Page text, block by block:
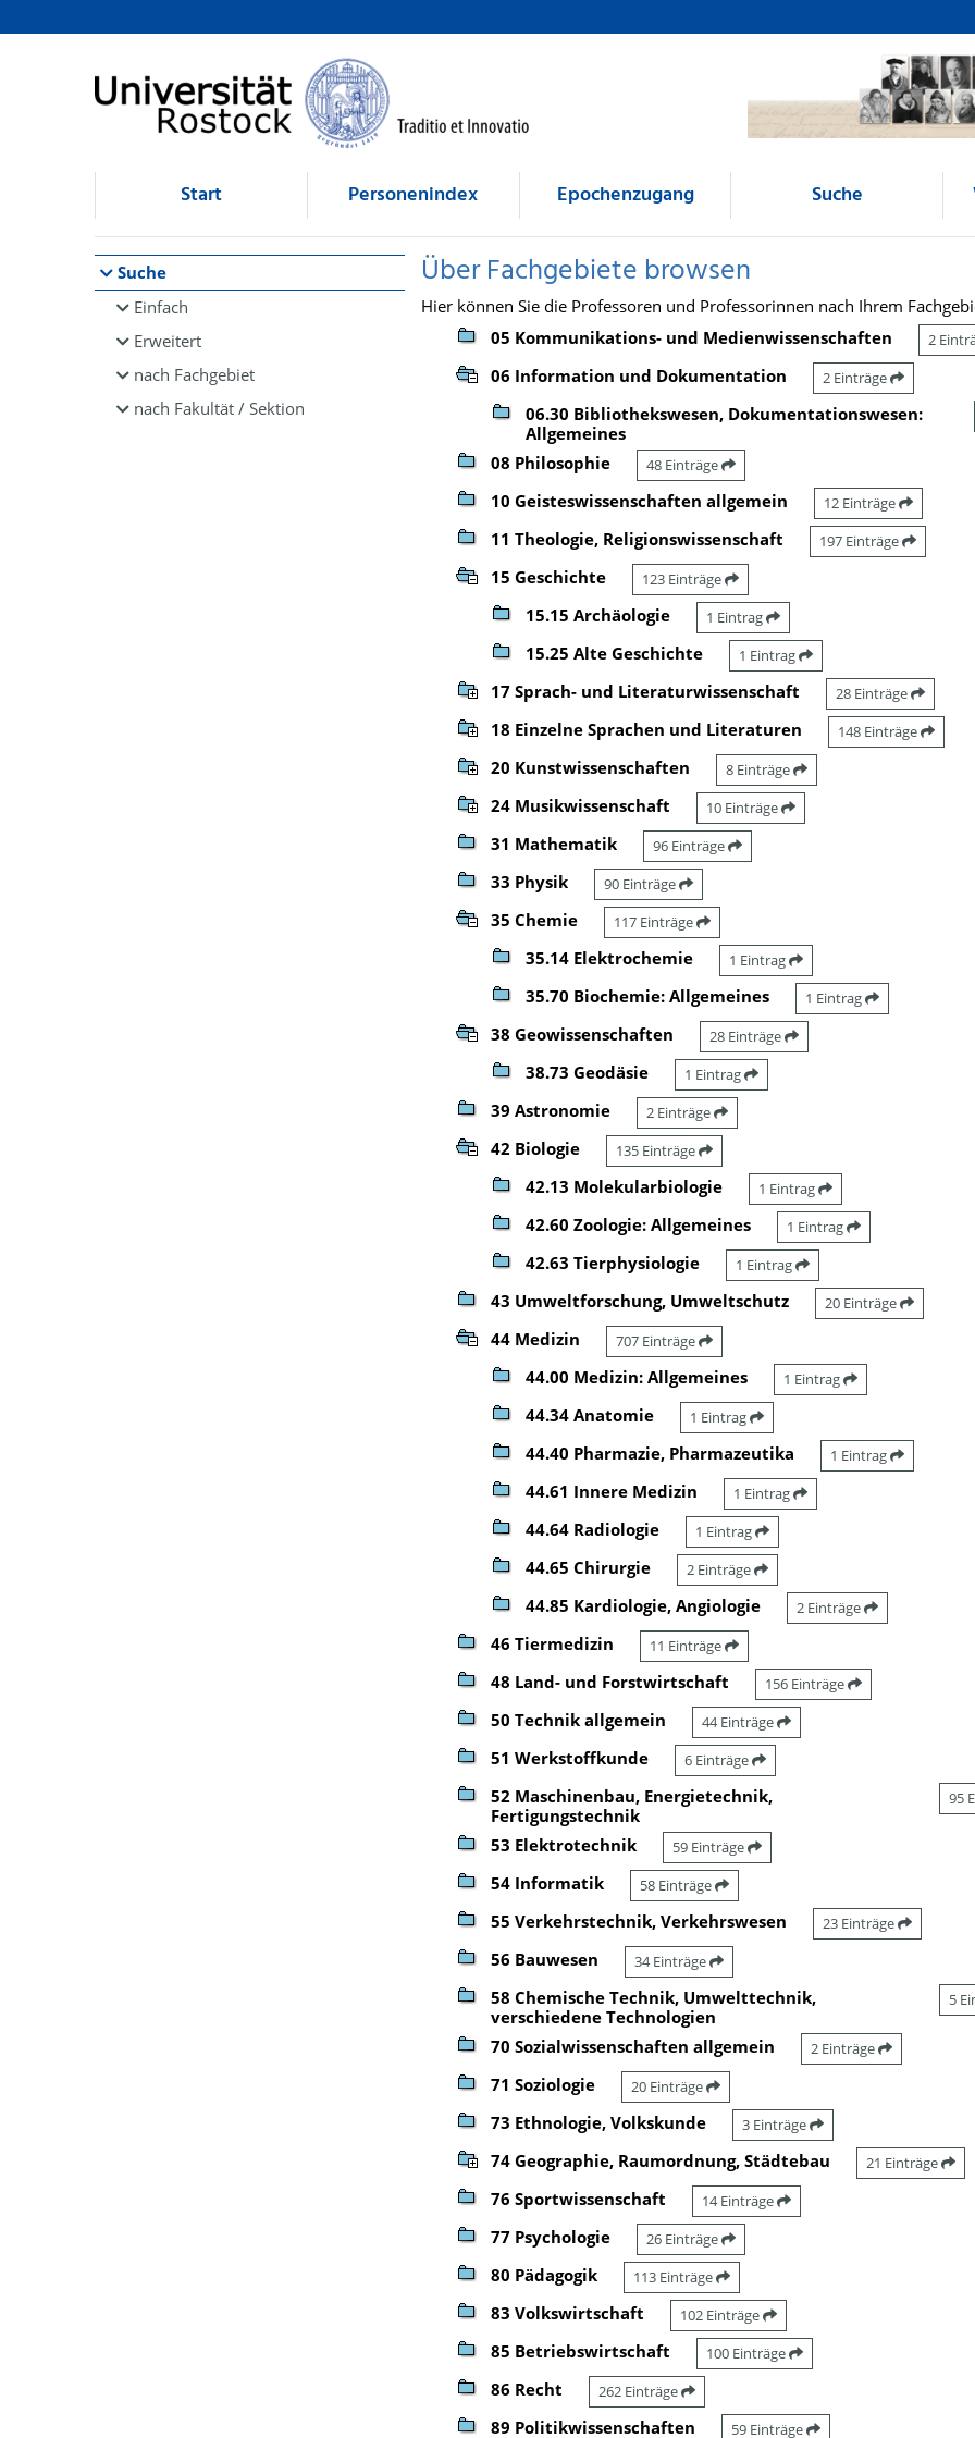
Browsen
direkt zum Inhalt
Start Personenindex Epochenzugang Suche
Suche
Einfach
Erweitert
nach Fachgebiet
nach Fakultät / Sektion
Über Fachgebiete browsen
Hier können Sie die Professoren und Professorinnen nach Ihrem
05 Kommunikations- und Medienwissenschaften
2
06 Information und Dokumentation 2 Einträge
06.30 Bibliothekswesen, Dokumentationswesen:
Allgemeines
08 Philosophie 48 Einträge
10 Geisteswissenschaften allgemein 12 Einträge
11 Theologie, Religionswissenschaft 197 Einträge
15 Geschichte 123 Einträge
15.15 Archäologie 1 Eintrag
15.25 Alte Geschichte 1 Eintrag
17 Sprach- und Literaturwissenschaft 28 Einträge
18 Einzelne Sprachen und Literaturen 148 Einträge
20 Kunstwissenschaften 8 Einträge
24 Musikwissenschaft 10 Einträge
31 Mathematik 96 Einträge
33 Physik 90 Einträge
35 Chemie 117 Einträge
35.14 Elektrochemie 1 Eintrag
35.70 Biochemie: Allgemeines 1 Eintrag
38 Geowissenschaften 28 Einträge
38.73 Geodäsie 1 Eintrag
39 Astronomie 2 Einträge
42 Biologie 135 Einträge
42.13 Molekularbiologie 1 Eintrag
42.60 Zoologie: Allgemeines 1 Eintrag
42.63 Tierphysiologie 1 Eintrag
43 Umweltforschung, Umweltschutz 20 Einträge
44 Medizin 707 Einträge
44.00 Medizin: Allgemeines 1 Eintrag
44.34 Anatomie 1 Eintrag
44.40 Pharmazie, Pharmazeutika 1 Eintrag
44.61 Innere Medizin 1 Eintrag
44.64 Radiologie 1 Eintrag
44.65 Chirurgie 2 Einträge
44.85 Kardiologie, Angiologie 2 Einträge
46 Tiermedizin 11 Einträge
48 Land- und Forstwirtschaft 156 Einträge
50 Technik allgemein 44 Einträge
51 Werkstoffkunde 6 Einträge
52 Maschinenbau, Energietechnik,
Fertigungstechnik
95
53 Elektrotechnik 59 Einträge
54 Informatik 58 Einträge
55 Verkehrstechnik, Verkehrswesen 23 Einträge
56 Bauwesen 34 Einträge
58 Chemische Technik, Umwelttechnik,
verschiedene Technologien
5
70 Sozialwissenschaften allgemein 2 Einträge
71 Soziologie 20 Einträge
73 Ethnologie, Volkskunde 3 Einträge
74 Geographie, Raumordnung, Städtebau 21 Einträge
76 Sportwissenschaft 14 Einträge
77 Psychologie 26 Einträge
80 Pädagogik 113 Einträge
83 Volkswirtschaft 102 Einträge
85 Betriebswirtschaft 100 Einträge
86 Recht 262 Einträge
89 Politikwissenschaften 59 Einträge